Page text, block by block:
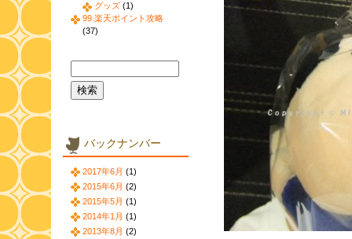
グッズ (1)
99.楽天ポイント攻略
(37)
バックナンバー
2017年6月 (1)
2015年6月 (2)
2015年5月 (1)
2014年1月 (1)
2013年8月 (2)